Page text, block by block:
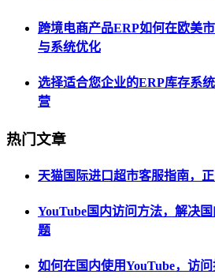
跨境电商产品ERP如何在欧美
与系统优化
选择适合您企业的ERP库存系
营
热门文章
天猫国际进口超市客服指南，
YouTube国内访问方法，解决
题
如何在国内使用YouTube，访